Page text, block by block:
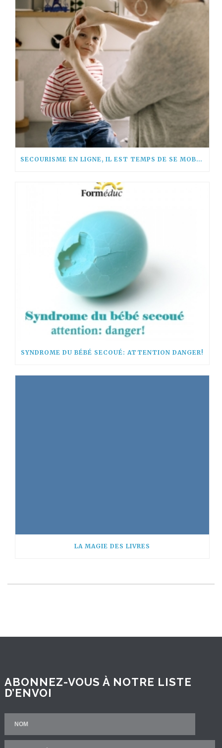
SECOURISME EN LIGNE, IL EST TEMPS DE SE MOBILISER !
SYNDROME DU BÉBÉ SECOUÉ: ATTENTION DANGER!
LA MAGIE DES LIVRES
ABONNEZ-VOUS À NOTRE LISTE
D’ENVOI